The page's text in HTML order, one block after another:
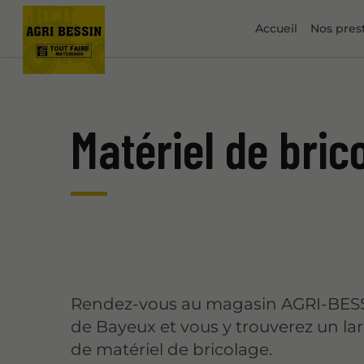
Accueil Nos
Matériel de
Rendez-vous au magasin AGRI-
de Bayeux et vous y trouverez un
de matériel de bricolage.